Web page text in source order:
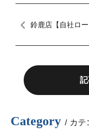
鈴鹿店【自社ロー
い
Category / カテ